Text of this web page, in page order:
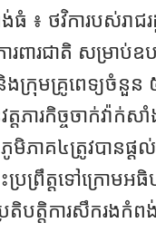
ង់ធំ ៖ ថវិកា​របស់​រាជ
ពារជាតិ សម្រាប់ឧ
ង​ក្រុមគ្រូពេទ្យ​ចំនួន
ត្ត​ភារកិច្ច​ចាក់​វ៉ាក់
ភាគ៤ត្រូវបានផ្ត
ប្រព្រឹត្តទៅក្រោ
តិបត្តិការ​សឹក​រង​កំ